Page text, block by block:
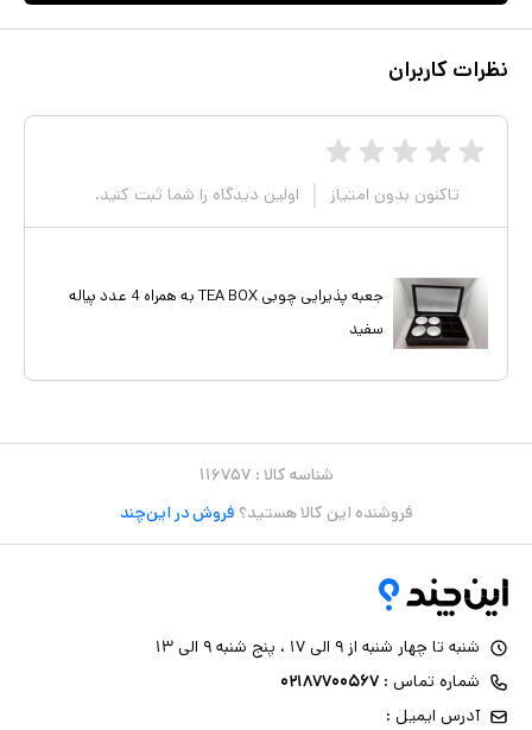
نظرات کاربران
تاکنون بدون امتیاز اولین دیدگاه را شما ثبت کنید.
جعبه پذیرایی چوبی TEA BOX به همراه 4 عدد پیاله
سفید
شناسه کالا : ۱۱۶۷۵۷
فروشنده این کالا هستید؟ فروش در این‌چند
شنبه تا چهار شنبه از ۹ الی ۱۷ ، پنج شنبه ۹ الی ۱۳
شماره تماس : ۰۲۱۸۷۷۰۰۵۶۷
آدرس ایمیل :